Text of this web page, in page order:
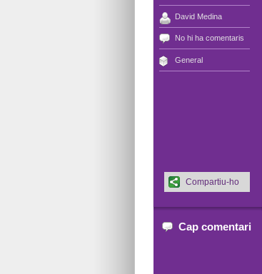
David Medina
No hi ha comentaris
General
Compartiu-ho
Cap comentari